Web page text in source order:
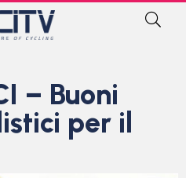
– Buoni
per il